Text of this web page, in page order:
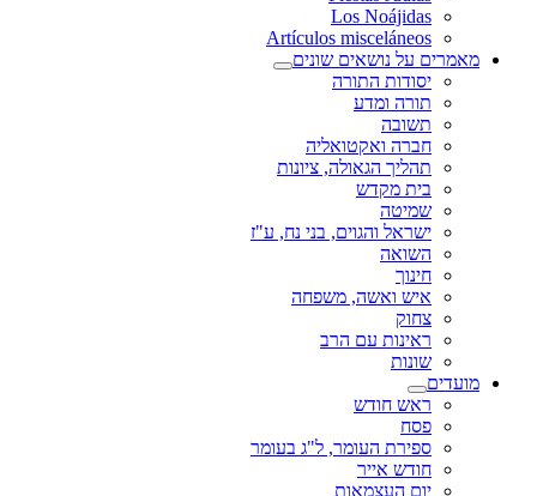
Los Noájidas
Artículos misceláneos
מאמרים על נושאים שונים
יסודות התורה
תורה ומדע
תשובה
חברה ואקטואליה
תהליך הגאולה, ציונות
בית מקדש
שמיטה
ישראל והגוים, בני נח, ע"ז
השואה
חינוך
איש ואשה, משפחה
צחוק
ראינות עם הרב
שונות
מועדים
ראש חודש
פסח
ספירת העומר, ל"ג בעומר
חודש אייר
יום העצמאות